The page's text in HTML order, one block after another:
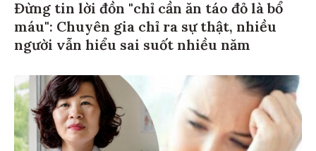
Đừng tin lời đồn "chỉ cần ăn táo đỏ là bổ
máu": Chuyên gia chỉ ra sự thật, nhiều
người vẫn hiểu sai suốt nhiều năm